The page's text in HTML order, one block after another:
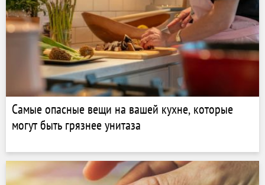
Самые опасные вещи на вашей кухне, которые
могут быть грязнее унитаза